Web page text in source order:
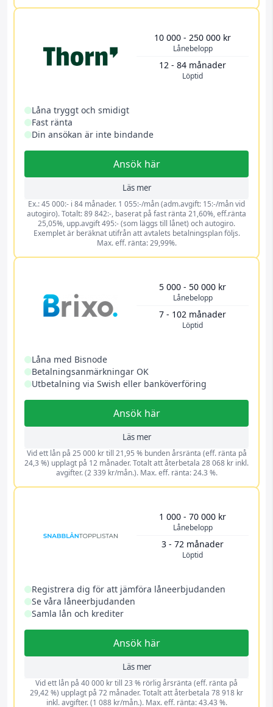
Lånebelopp
10 000 - 250 000 kr
Löptid
12 - 84 månader
Låna tryggt och smidigt
Fast ränta
Din ansökan är inte bindande
Ansök här
Läs mer
Ex.: 45 000:- i 84 månader. 1 055:-/mån (adm.avgift: 15:-/mån vid
autogiro). Totalt: 89 842:-, baserat på fast ränta 21,60%, eff.ränta
25,05%, upp.avgift 495:- (som läggs till lånet) och autogiro.
Exemplet är beräknat utifrån att avtalets betalningsplan följs.
Max. eff. ränta: 29,99%.
Lånebelopp
5 000 - 50 000 kr
Löptid
7 - 102 månader
Låna med Bisnode
Betalningsanmärkningar OK
Utbetalning via Swish eller banköverföring
Ansök här
Läs mer
Vid ett lån på 25 000 kr till 21,95 % bunden årsränta (eff. ränta på
24,3 %) upplagt på 12 månader. Totalt att återbetala 28 068 kr inkl.
avgifter. (2 339 kr/mån.). Max. eff. ränta: 24.3 %.
Lånebelopp
1 000 - 70 000 kr
Löptid
3 - 72 månader
Registrera dig för att jämföra låneerbjudanden
Se våra låneerbjudanden
Samla lån och krediter
Ansök här
Läs mer
Vid ett lån på 40 000 kr till 23 % rörlig årsränta (eff. ränta på
29,42 %) upplagt på 72 månader. Totalt att återbetala 78 918 kr
inkl. avgifter. (1 088 kr/mån.). Max. eff. ränta: 43.43 %.